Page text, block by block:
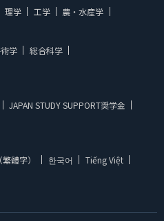
理学 工学
農・水産学
学 総合科学
JAPAN STUDY SUPPORT奨学金
體字） 한국어
Tiếng Việt